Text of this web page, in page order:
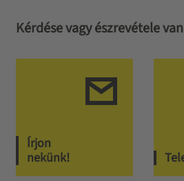
Kérdése vagy észrevétele
Írjon
nekünk!